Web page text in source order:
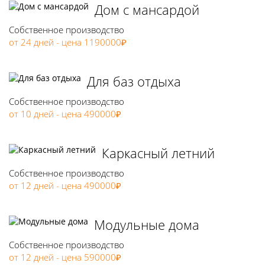
Дом с мансардой
Собственное производство
от 24 дней - цена 1190000₽
Для баз отдыха
Собственное производство
от 10 дней - цена 490000₽
Каркасный летний
Собственное производство
от 12 дней - цена 490000₽
Модульные дома
Собственное производство
от 12 дней - цена 590000₽